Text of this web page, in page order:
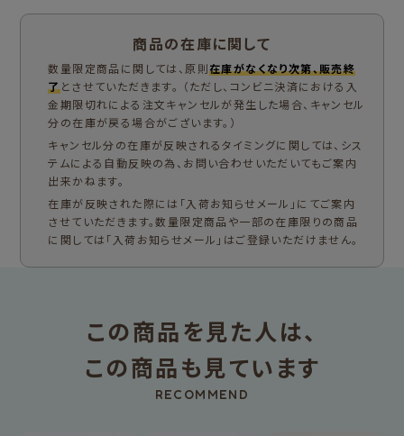
商品の在庫に関して
数量限定商品に関しては、原則在庫がなくなり次第、販売終
了とさせていただきます。 （ただし、コンビニ決済における入
金期限切れによる注文キャンセルが発生した場合、キャンセル
分の在庫が戻る場合がございます。）
キャンセル分の在庫が反映されるタイミングに関しては、シス
テムによる自動反映の為、お問い合わせいただいてもご案内
出来かねます。
在庫が反映された際には「入荷お知らせメール」にてご案内
させていただきます。数量限定商品や一部の在庫限りの商品
に関しては「入荷お知らせメール」はご登録いただけません。
この商品を見た人は、
この商品も見ています
RECOMMEND